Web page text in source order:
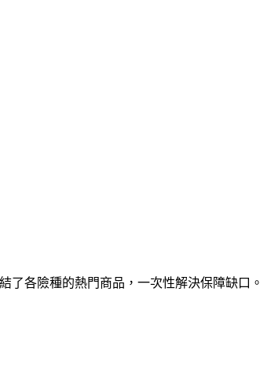
了各險種的熱門商品，一次性解決保障缺口。